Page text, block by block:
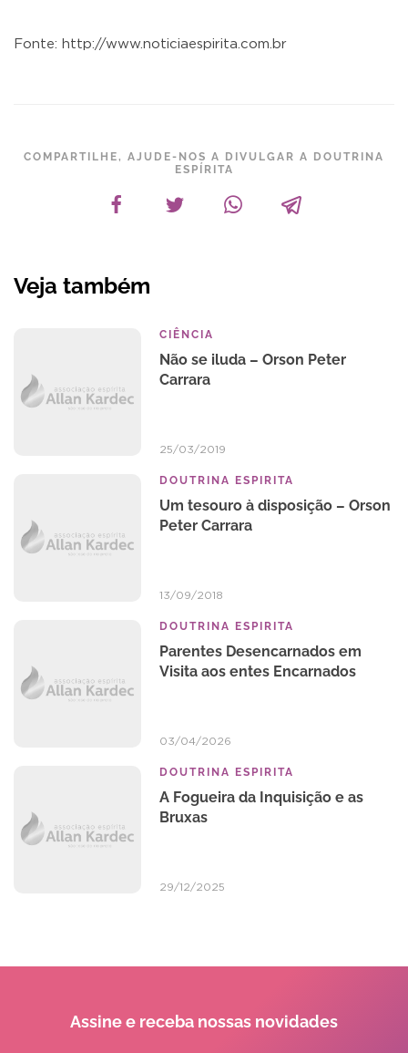
Fonte: http://www.noticiaespirita.com.br
COMPARTILHE, AJUDE-NOS A DIVULGAR A DOUTRINA
ESPÍRITA
Veja também
CIÊNCIA
Não se iluda – Orson Peter
Carrara
25/03/2019
DOUTRINA ESPIRITA
Um tesouro à disposição – Orson
Peter Carrara
13/09/2018
DOUTRINA ESPIRITA
Parentes Desencarnados em
Visita aos entes Encarnados
03/04/2026
DOUTRINA ESPIRITA
A Fogueira da Inquisição e as
Bruxas
29/12/2025
Assine e receba nossas novidades